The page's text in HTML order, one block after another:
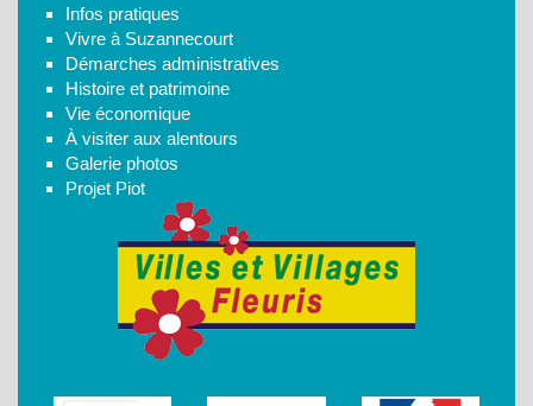
Infos pratiques
Vivre à Suzannecourt
Démarches administratives
Histoire et patrimoine
Vie économique
À visiter aux alentours
Galerie photos
Projet Piot